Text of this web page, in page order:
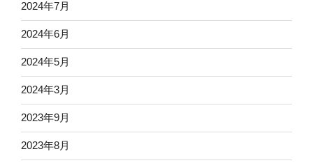
2024年7月
2024年6月
2024年5月
2024年3月
2023年9月
2023年8月